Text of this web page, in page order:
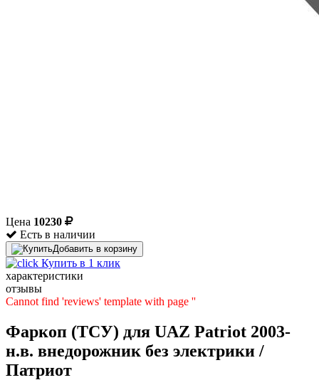
Цена 10230
Есть в наличии
Добавить в корзину
Купить в 1 клик
характеристики
отзывы
Cannot find 'reviews' template with page ''
Фаркоп (ТСУ) для UAZ Patriot 2003-
н.в. внедорожник без электрики /
Патриот